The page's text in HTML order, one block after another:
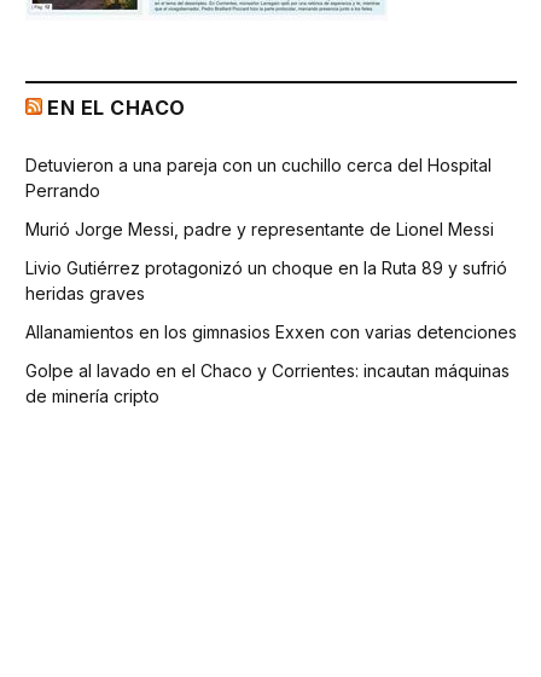
EN EL CHACO
Detuvieron a una pareja con un cuchillo cerca del Hospital
Perrando
Murió Jorge Messi, padre y representante de Lionel Messi
Livio Gutiérrez protagonizó un choque en la Ruta 89 y sufrió
heridas graves
Allanamientos en los gimnasios Exxen con varias detenciones
Golpe al lavado en el Chaco y Corrientes: incautan máquinas
de minería cripto